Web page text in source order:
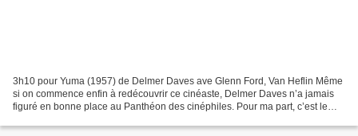
3h10 pour Yuma (1957) de Delmer Daves ave Glenn Ford, Van Heflin Même
si on commence enfin à redécouvrir ce cinéaste, Delmer Daves n’a jamais
figuré en bonne place au Panthéon des cinéphiles. Pour ma part, c’est le